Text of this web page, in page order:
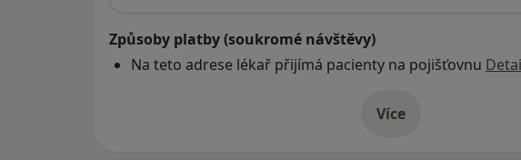
Způsoby platby (soukromé návštěvy)
Na teto adrese lékař přijímá pacienty na pojišťovnu
Víceo adrese